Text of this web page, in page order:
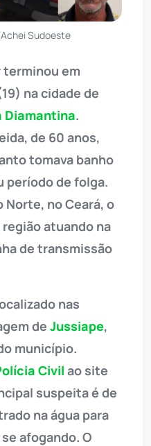
Sudoeste
terminou em
na cidade de
Diamantina.
de 60 anos,
tomava banho
período de folga.
Norte, no Ceará, o
atuando na
de transmissão
nas
de Jussiape,
município.
Civil ao site
suspeita é de
na água para
afogando. O